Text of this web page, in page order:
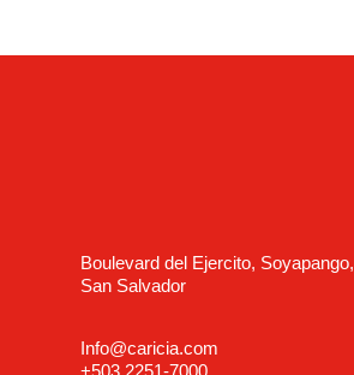
Boulevard del Ejercito, Soyapango,
San Salvador
Info@caricia.com